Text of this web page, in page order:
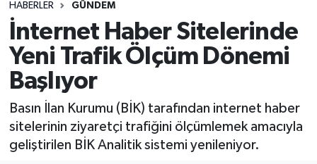
HABERLER GÜNDEM
İnternet Haber Sitelerinde
Yeni Trafik Ölçüm Dönemi
Başlıyor
Basın İlan Kurumu (BİK) tarafından internet haber
sitelerinin ziyaretçi trafiğini ölçümlemek amacıyla
geliştirilen BİK Analitik sistemi yenileniyor.
Gündem
Haber Reklam
Magazin
Özel
Resmi İlanlar
Son Dakika Haberleri
Haber Arşivi